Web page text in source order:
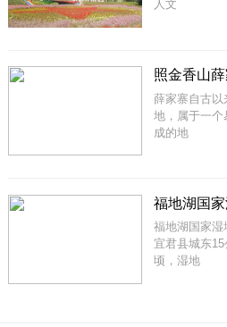
人文
照金香山
薛家寨自古
地，属于一个
成的地
福地湖国
福地湖国家
宜君县城东
顷，湿地